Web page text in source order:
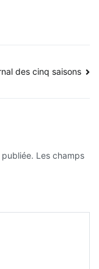
des cinq saisons
Les champs